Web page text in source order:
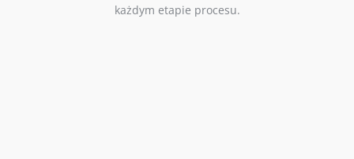
każdym etapie procesu.